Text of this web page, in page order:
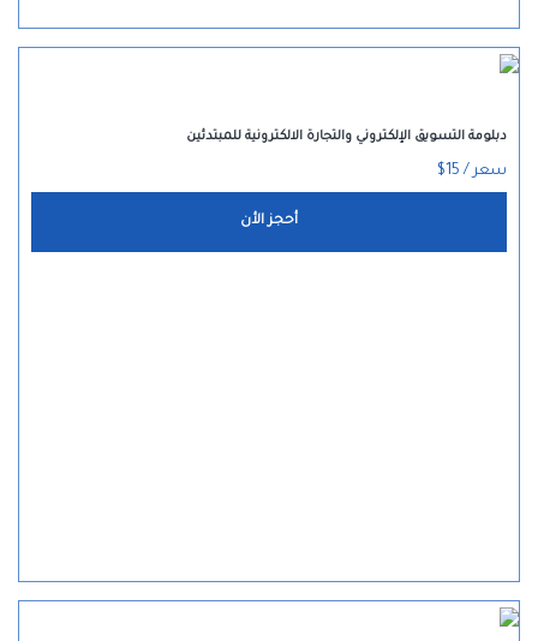
دبلومة التسويق الإلكتروني والتجارة الالكترونية للمبتدئين
سعر / 15$
أحجز الأن